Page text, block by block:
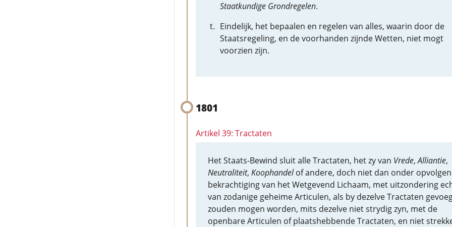
Staatkundige Grondregelen.
Eindelijk, het bepaalen en regelen van alles, waarin door de
Staatsregeling, en de voorhanden zijnde Wetten, niet mogt
voorzien zijn.
1801
Artikel 39: Tractaten
Het Staats-Bewind sluit alle Tractaten, het zy van Vrede,Alliantie,
Neutraliteit, Koophandelof andere, doch niet dan onder
bekrachtiging van het Wetgevend Lichaam, met uitzondering
van zodanige geheime Articulen, als by dezelve Tractaten
zouden mogen worden, mits dezelve niet strydig zyn, met de
openbare Articulen of plaatshebbende Tractaten, en niet